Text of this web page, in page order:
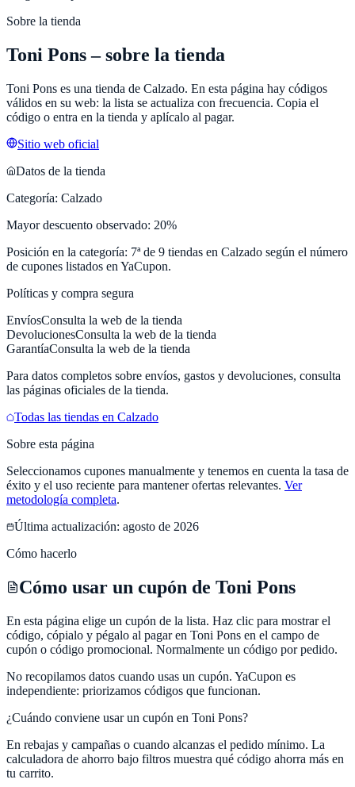
Sobre la tienda
Toni Pons– sobre la tienda
Toni Pons es una tienda de Calzado. En esta página hay códigos
válidos en su web: la lista se actualiza con frecuencia. Copia el
código o entra en la tienda y aplícalo al pagar.
Sitio web oficial
Datos de la tienda
Categoría: Calzado
Mayor descuento observado: 20%
Posición en la categoría: 7ª de 9 tiendas en Calzado según el número
de cupones listados en YaCupon.
Políticas y compra segura
EnvíosConsulta la web de la tienda
DevolucionesConsulta la web de la tienda
GarantíaConsulta la web de la tienda
Para datos completos sobre envíos, gastos y devoluciones, consulta
las páginas oficiales de la tienda.
Todas las tiendas en Calzado
Sobre esta página
Seleccionamos cupones manualmente y tenemos en cuenta la tasa de
éxito y el uso reciente para mantener ofertas relevantes. Ver
metodología completa.
Última actualización: agosto de 2026
Cómo hacerlo
Cómo usar un cupón de Toni Pons
En esta página elige un cupón de la lista. Haz clic para mostrar el
código, cópialo y pégalo al pagar en Toni Pons en el campo de
cupón o código promocional. Normalmente un código por pedido.
No recopilamos datos cuando usas un cupón. YaCupon es
independiente: priorizamos códigos que funcionan.
¿Cuándo conviene usar un cupón en Toni Pons?
En rebajas y campañas o cuando alcanzas el pedido mínimo. La
calculadora de ahorro bajo filtros muestra qué código ahorra más en
tu carrito.